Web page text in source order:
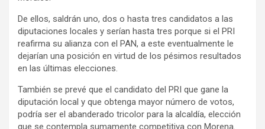
De ellos, saldrán uno, dos o hasta tres candidatos a las
diputaciones locales y serían hasta tres porque si el PRI
reafirma su alianza con el PAN, a este eventualmente le
dejarían una posición en virtud de los pésimos resultados
en las últimas elecciones.
También se prevé que el candidato del PRI que gane la
diputación local y que obtenga mayor número de votos,
podría ser el abanderado tricolor para la alcaldía, elección
que se contempla sumamente competitiva con Morena.